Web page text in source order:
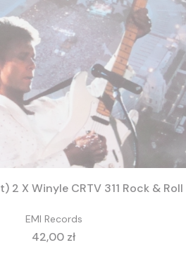
EMI Records
Cena
42,00 zł